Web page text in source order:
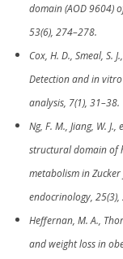
domain (AOD 9604)
53(6), 274–278.
Cox, H. D., Smeal, S.
Detection and in
analysis, 7(1), 31–38.
Ng, F. M., Jiang, W.
structural domain of
metabolism in
endocrinology,
Heffernan, M. A.,
and weight loss in